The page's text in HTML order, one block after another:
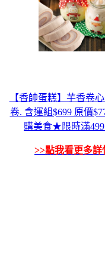
【香帥蛋糕】芋香卷
卷. 含運組$699 原價
購美食★限時滿
>>點我看更多詳